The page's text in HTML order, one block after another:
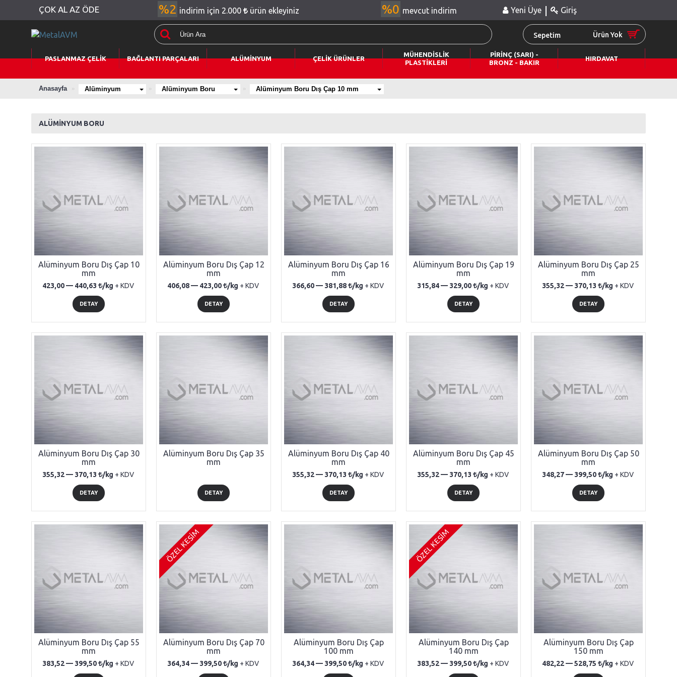
Yeni Üye | Giriş
ÇOK AL AZ ÖDE %2 indirim için 2.000 ürün ekleyiniz %0 mevcut indirim
Sepetim Ürün Yok
PASLANMAZ ÇELİK BAĞLANTI PARÇALARI ALÜMİNYUM ÇELİK ÜRÜNLER
MÜHENDİSLİK
PLASTİKLERİ
PİRİNÇ (SARI) -
BRONZ - BAKIR
HIRDAVAT
Anasayfa Alüminyum Alüminyum Boru Alüminyum Boru Dış Çap 10 mm
ALÜMİNYUM BORU
Alüminyum Boru Dış Çap 10
mm
423,00 — 440,63 /kg + KDV
DETAY
Alüminyum Boru Dış Çap 12
mm
406,08 — 423,00 /kg + KDV
DETAY
Alüminyum Boru Dış Çap 16
mm
366,60 — 381,88 /kg + KDV
DETAY
Alüminyum Boru Dış Çap 19
mm
315,84 — 329,00 /kg + KDV
DETAY
Alüminyum Boru Dış Çap 25
mm
355,32 — 370,13 /kg + KDV
DETAY
Alüminyum Boru Dış Çap 30
mm
355,32 — 370,13 /kg + KDV
DETAY
Alüminyum Boru Dış Çap 35
mm
DETAY
Alüminyum Boru Dış Çap 40
mm
355,32 — 370,13 /kg + KDV
DETAY
Alüminyum Boru Dış Çap 45
mm
355,32 — 370,13 /kg + KDV
DETAY
Alüminyum Boru Dış Çap 50
mm
348,27 — 399,50 /kg + KDV
DETAY
Alüminyum Boru Dış Çap 55
mm
383,52 — 399,50 /kg + KDV
ÖZEL KESİM
Alüminyum Boru Dış Çap 70
mm
364,34 — 399,50 /kg + KDV
Alüminyum Boru Dış Çap
100 mm
364,34 — 399,50 /kg + KDV
ÖZEL KESİM
Alüminyum Boru Dış Çap
140 mm
383,52 — 399,50 /kg + KDV
Alüminyum Boru Dış Çap
150 mm
482,22 —528,75 /kg + KDV